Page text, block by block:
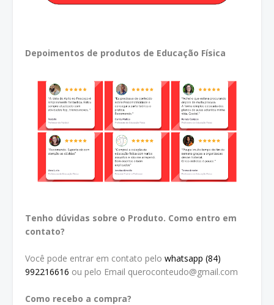
Depoimentos de produtos de Educação Física
Tenho dúvidas sobre o Produto. Como entro em
contato?
Você pode entrar em contato pelo whatsapp (84)
992216616 ou pelo Email queroconteudo@gmail.com
Como recebo a compra?